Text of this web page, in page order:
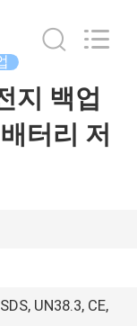
지 백업
터리 저
UN38.3, CE,